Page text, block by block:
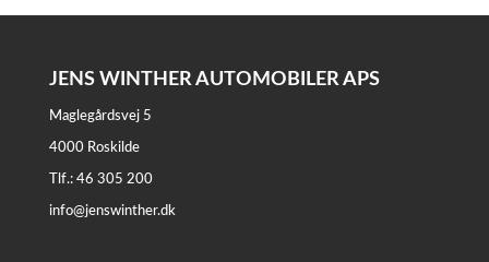
JENS WINTHER AUTOMOBILER APS
Maglegårdsvej 5
4000 Roskilde
Tlf.: 46 305 200
info@jenswinther.dk